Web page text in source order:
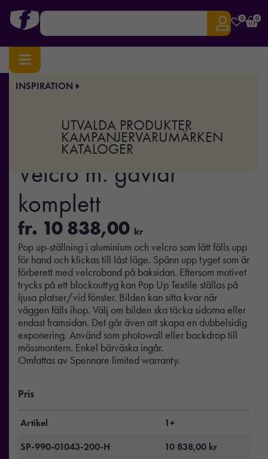
0 0
INSPIRATION
UTVALDA PRODUKTER
KAMPANJERVARUMÄRKEN
KATALOGER
Hem/Display & Event /
Pop Up Textile 296
Velcro m. gavlar
komplett
fr. 10 838,00 kr
Pop up-ställning i aluminium och velcro som lätt fälls upp
för hand och klickas till låst läge. Spänn upp tyget som är
förberett med velcroband på baksidan. Eftersom motivet
trycks på ett blockouttyg kan Pop Up Textile ställas på
ljusa platser/vid fönster. Bilden kan sitta kvar när
väggen fälls ihop. Välj om bilden ska täcka sidorna eller
endast framsidan. Det går även att skapa en dubbelsidig
exponering. Använd som photowall eller backdrop till
mässmontern. Enkel bärväska ingår.
Omfattas av Spennare limited warranty.
Pris
Artikel
1+
SP-990-01043-200-H
10 838,00 kr